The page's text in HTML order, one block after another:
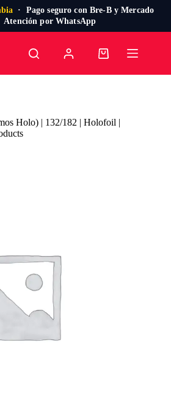
· Pago seguro con Bre-B y Mercado
Atención por WhatsApp
Carro
Holo) | 132/182 | Holofoil |